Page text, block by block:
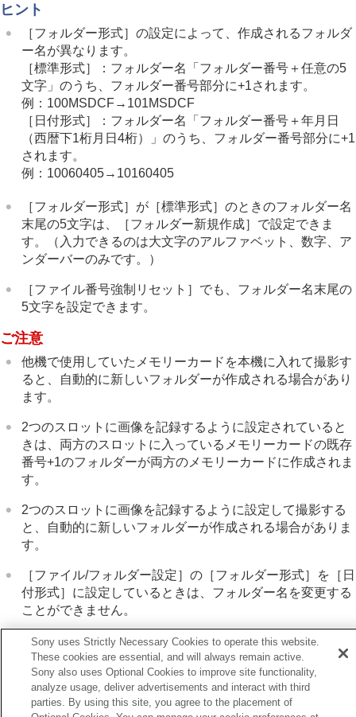
シリアル番号書き込み
（静止画/動画）
ネットワークの設定
ファインダー/モニターの設定
電力設定
USB設定
外部出力設定
一般設定
スマートフォンでできること
パソコンでできること
クラウドサービスを利用する
故障かな？と思ったら
ヒント
［フォルダー形式］の設定によって、作成されるフォルダ
ー名が異なります。
［標準形式］
：フォルダー名「フォルダー番号＋任意の5
文字」のうち、フォルダー番号部分に+1されます。
例：100MSDCF→101MSDCF
［日付形式］
：フォルダー名「フォルダー番号＋年月日
（西暦下1桁月日4桁）」のうち、フォルダー番号部分に+1
されます。
例：10060405→10160405
［フォルダー形式］ が ［標準形式］のときのフォルダー名
末尾の5文字は、
［フォルダー新規作成］ で設定できま
す。（入力できるのは大文字のアルファベット、数字、ア
ンダーバーのみです。）
［ファイル番号強制リセット］ でも、フォルダー名末尾の
5文字を設定できます。
ご注意
他機で使用していたメモリーカードを本機に入れて撮影す
ると、自動的に新しいフォルダーが作成される場合があり
ます。
2つのスロットに画像を記録するように設定されていると
きは、両方のスロットに入っているメモリーカードの既存
番号+1のフォルダーが両方のメモリーカードに作成されま
す。
2つのスロットに画像を記録するように設定して撮影する
と、自動的に新しいフォルダーが作成される場合がありま
す。
［ファイル/フォルダー設定］の ［フォルダー形式］ を ［日
付形式］ に設定しているときは、フォルダー名を変更する
ことができません。
関連項目
ファイル/フォルダー設定
Sony uses Strictly Necessary Cookies to operate this website.
These cookies are essential, and will always remain active.
Sony also uses Optional Cookies to improve site functionality,
analyze usage, deliver advertisements and interact with third
parties. By using this site, you agree to the placement of